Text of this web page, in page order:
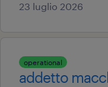
23 luglio 2026
operational
addetto